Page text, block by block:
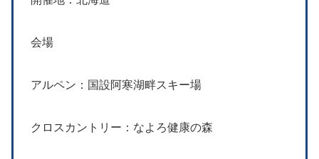
会場
アルペン：国設阿寒湖畔スキー場
クロスカントリー：なよろ健康の森